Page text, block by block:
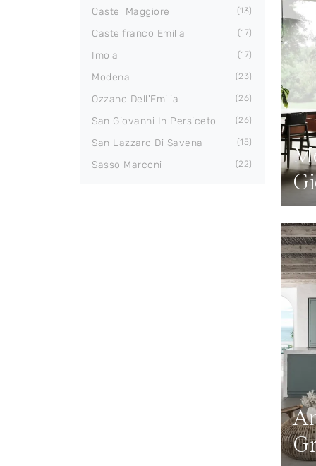
Castel Maggiore 13
Castelfranco Emilia 17
Imola 17
Modena 23
Ozzano Dell'Emilia 26
San Giovanni In Persiceto 26
San Lazzaro Di Savena 15
Sasso Marconi 22